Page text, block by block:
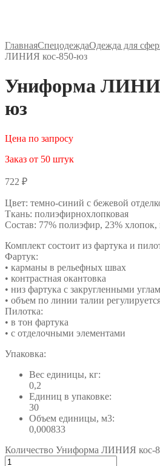
ГлавнаяСпецодеждаОдежда для
ЛИНИЯ кос-850-юз
Униформа
юз
Цена по запросу
Заказ от 50 штук
722 ₽
Цвет: темно-синий с бежевой
Ткань: полиэфирнохлопковая
Состав: 77% полиэфир, 23% хлопок,
Комплект состоит из фартука и
Фартук:
• карманы в рельефных швах
• контрастная окантовка
• низ фартука с закругленными
• объем по линии талии
Пилотка:
• в тон фартука
• с отделочными элементами
Упаковка:
Вес единицы, кг:
0,2
Единиц в упаковке:
30
Объем единицы, м3:
0,000833
Количество Униформа ЛИНИЯ кос-